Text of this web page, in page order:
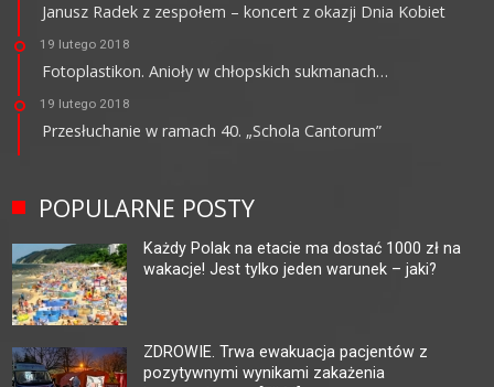
Janusz Radek z zespołem – koncert z okazji Dnia Kobiet
19 lutego 2018
Fotoplastikon. Anioły w chłopskich sukmanach…
19 lutego 2018
Przesłuchanie w ramach 40. „Schola Cantorum”
POPULARNE POSTY
Każdy Polak na etacie ma dostać 1000 zł na
wakacje! Jest tylko jeden warunek – jaki?
ZDROWIE. Trwa ewakuacja pacjentów z
pozytywnymi wynikami zakażenia